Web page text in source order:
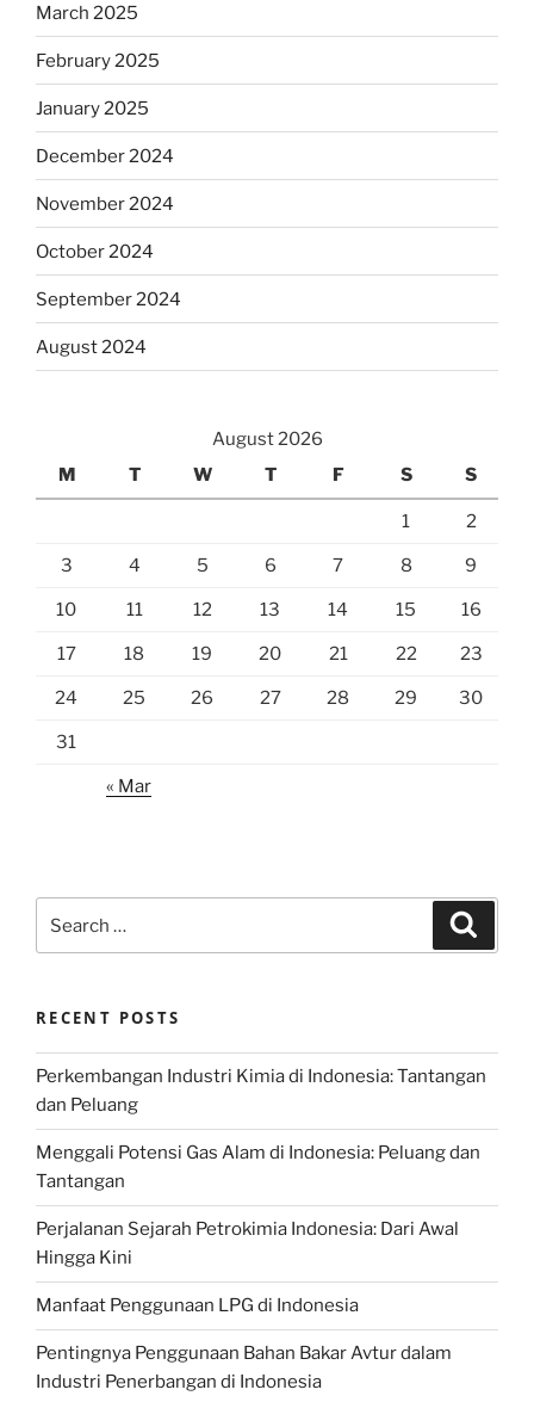
March 2025
February 2025
January 2025
December 2024
November 2024
October 2024
September 2024
August 2024
August 2026
M
T W T F S S
1 2
3 4 5 6 7 8 9
10 11 12 13 14 15 16
17 18 19 20 21 22 23
24 25 26 27 28 29 30
31
« Mar
for:
RECENT POSTS
Perkembangan Industri Kimia di Indonesia: Tantangan
dan Peluang
Menggali Potensi Gas Alam di Indonesia: Peluang dan
Tantangan
Perjalanan Sejarah Petrokimia Indonesia: Dari Awal
Hingga Kini
Manfaat Penggunaan LPG di Indonesia
Pentingnya Penggunaan Bahan Bakar Avtur dalam
Industri Penerbangan di Indonesia